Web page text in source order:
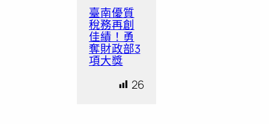
臺南優質
稅務再創
佳績！勇
奪財政部3
項大獎
26